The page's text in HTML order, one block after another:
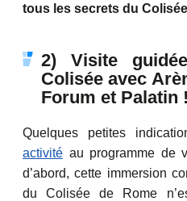
tous les secrets du
2) Visite
Colisée avec
Forum et Palatin !
Quelques petites
activité au programme de
d’abord, cette immersion
du Colisée de Rome